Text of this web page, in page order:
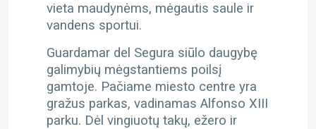
vieta maudynėms, mėgautis saule ir
vandens sportui.
Guardamar del Segura siūlo daugybę
galimybių mėgstantiems poilsį
gamtoje. Pačiame miesto centre yra
gražus parkas, vadinamas Alfonso XIII
parku. Dėl vingiuotų takų, ežero ir